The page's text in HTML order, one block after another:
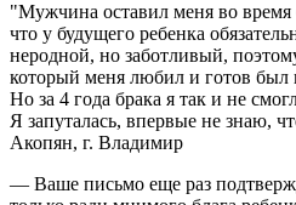
"Мужчина оставил меня во время
что у будущего ребенка
неродной, но заботливый,
который меня любил и готов был
Но за 4 года брака я так и не
Я запуталась, впервые не знаю,
Акопян, г. Владимир
— Ваше письмо еще раз